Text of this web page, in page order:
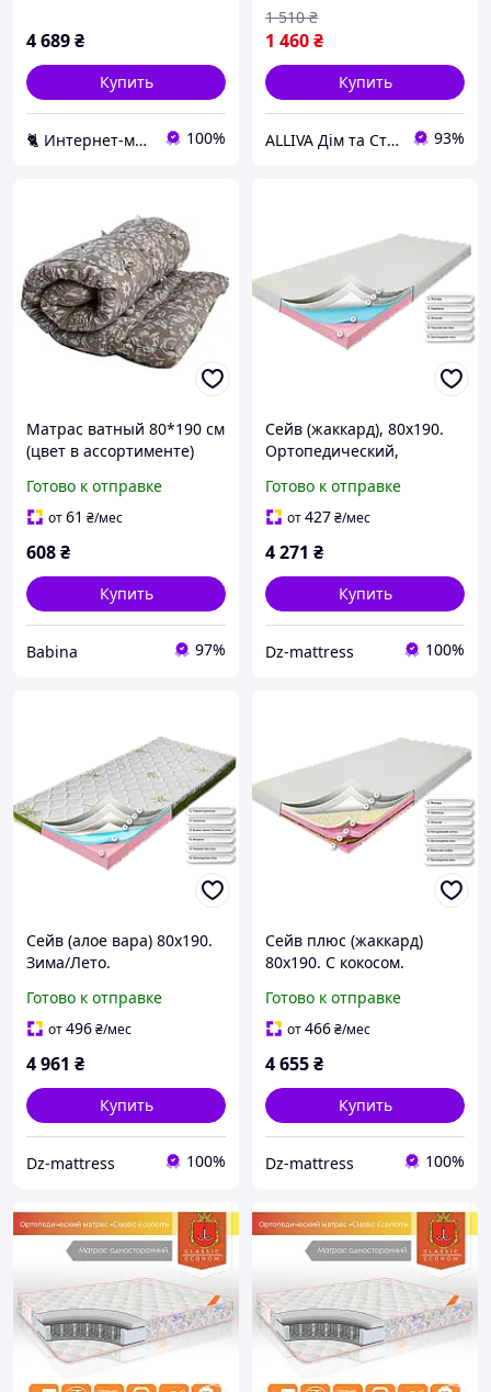
4 689₴
Купить
🐈 Интернет-магазин "Котяра-мебель" Наша мебель в каждый дом kotyara-mebel.com 100%
1 460₴
1 510 ₴
Купить
ALLIVA Дім та Стиль 93%
Матрас ватный 80*190 см
(цвет в ассортименте)
Готово к отправке
от61 ₴/мес
608₴
Купить
Babina 97%
Сейв (жаккард), 80х190.
Ортопедический,
детский, подростковый от
3-х лет.
Готово к отправке
от427₴/мес
4 271 ₴
Купить
Dz-mattress 100%
Сейв (алое вара) 80х190.
Зима/Лето.
беспружинный матрас,
детский, подростковый от
Готово к отправке
от496₴/мес
4 961 ₴
Купить
Dz-mattress 100%
Сейв плюс (жаккард)
80х190. С кокосом.
беспружинный матрас
детский подростковый от
Готово к отправке
от466₴/мес
4 655₴
Купить
Dz-mattress 100%